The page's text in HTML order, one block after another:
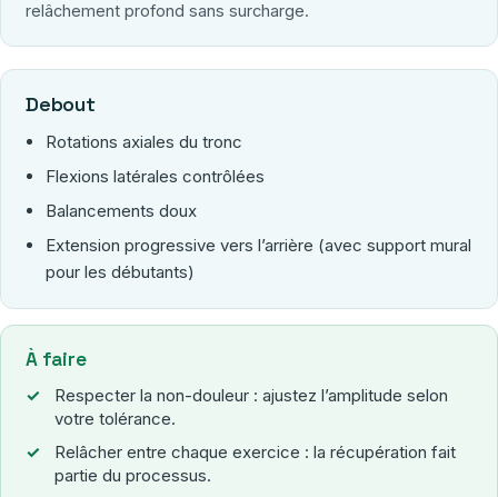
relâchement profond sans surcharge.
Debout
Rotations axiales du tronc
Flexions latérales contrôlées
Balancements doux
Extension progressive vers l’arrière (avec support mural
pour les débutants)
À faire
Respecter la non-douleur : ajustez l’amplitude selon
votre tolérance.
Relâcher entre chaque exercice : la récupération fait
partie du processus.